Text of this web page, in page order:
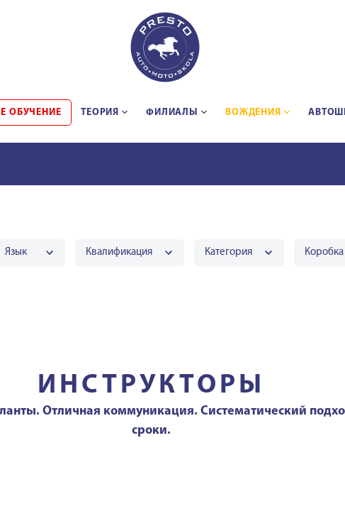
ОБУЧЕНИЕ ТЕОРИЯ ФИЛИАЛЫ BОЖДЕНИЯ
Язык Квалификация Категория
ИНСТРУКТОРЫ
Отличная коммуникация. Систематический
сроки.